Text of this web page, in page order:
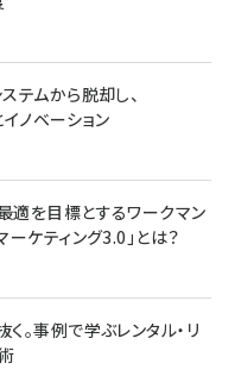
テムから脱却し、
ノベーション
適を目標とするワークマン
ケティング3.0」とは？
。事例で学ぶレンタル・リ